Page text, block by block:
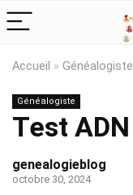
Accueil » Généalogiste
Généalogiste
Test ADN
genealogieblog
octobre 30, 2024